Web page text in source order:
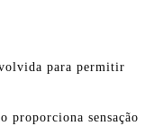
para permitir
proporciona sensação